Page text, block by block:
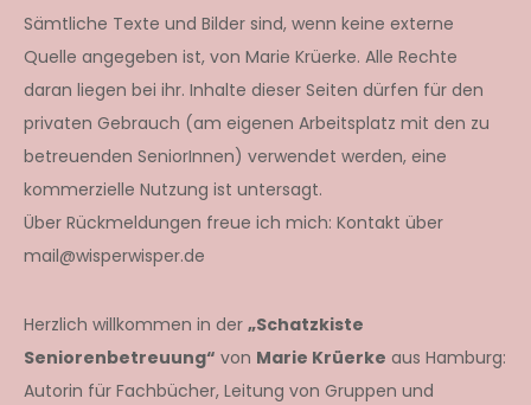
Sämtliche Texte und Bilder sind, wenn keine externe
Quelle angegeben ist, von Marie Krüerke. Alle Rechte
daran liegen bei ihr. Inhalte dieser Seiten dürfen für den
privaten Gebrauch (am eigenen Arbeitsplatz mit den zu
betreuenden SeniorInnen) verwendet werden, eine
kommerzielle Nutzung ist untersagt.
Über Rückmeldungen freue ich mich: Kontakt über
mail@wisperwisper.de
Herzlich willkommen in der „Schatzkiste
Seniorenbetreuung“ von Marie Krüerke aus Hamburg:
Autorin für Fachbücher, Leitung von Gruppen und